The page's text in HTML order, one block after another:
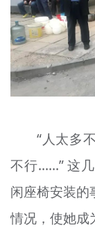
“人太多
不行……” 这
闲座椅安装的
情况，使她成